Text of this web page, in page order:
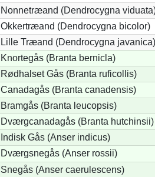
Nonnetræand (Dendrocygna
Okkertræand (Dendrocygna bicolor)
Lille Træand (Dendrocygna javanica)
Knortegås (Branta bernicla)
Rødhalset Gås (Branta ruficollis)
Canadagås (Branta canadensis)
Bramgås (Branta leucopsis)
Dværgcanadagås (Branta hutchinsii)
Indisk Gås (Anser indicus)
Dværgsnegås (Anser rossii)
Snegås (Anser caerulescens)